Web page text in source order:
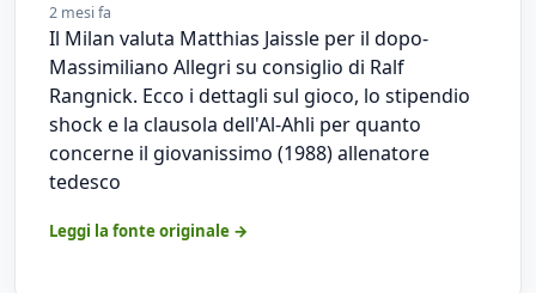
2 mesi fa
Il Milan valuta Matthias Jaissle per il dopo-
Massimiliano Allegri su consiglio di Ralf
Rangnick. Ecco i dettagli sul gioco, lo stipendio
shock e la clausola dell'Al-Ahli per quanto
concerne il giovanissimo (1988) allenatore
tedesco
Leggi la fonte originale →